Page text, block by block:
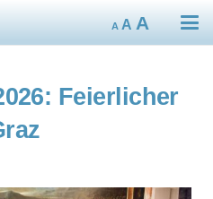
A
Decrease
font
size.
A Reset
A
font
Feierlicher